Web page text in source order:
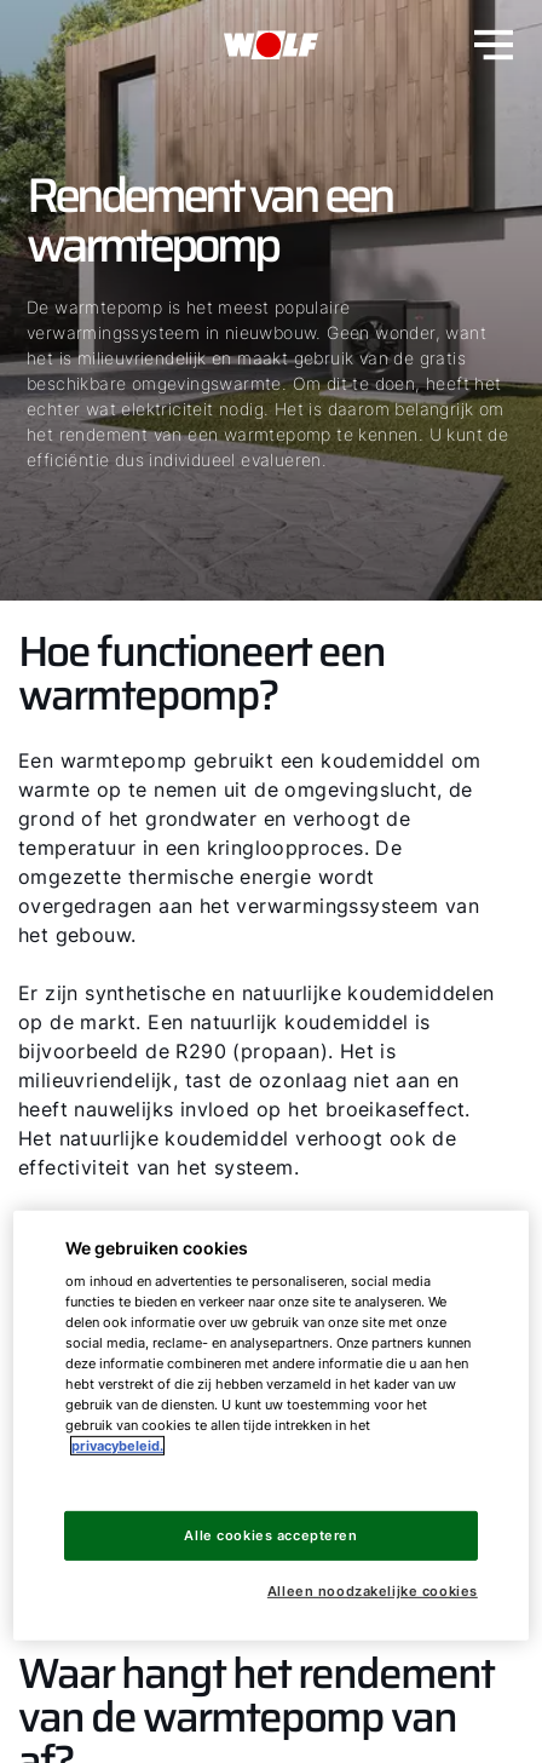
Rendement van een
warmtepomp
De warmtepomp is het meest populaire
verwarmingssysteem in nieuwbouw. Geen wonder, want
het is milieuvriendelijk en maakt gebruik van de gratis
beschikbare omgevingswarmte. Om dit te doen, heeft het
echter wat elektriciteit nodig. Het is daarom belangrijk om
het rendement van een warmtepomp te kennen. U kunt de
efficiëntie dus individueel evalueren.
Hoe functioneert een
warmtepomp?
Een warmtepomp gebruikt een koudemiddel om
warmte op te nemen uit de omgevingslucht, de
grond of het grondwater en verhoogt de
temperatuur in een kringloopproces. De
omgezette thermische energie wordt
overgedragen aan het verwarmingssysteem van
het gebouw.
Er zijn synthetische en natuurlijke koudemiddelen
op de markt. Een natuurlijk koudemiddel is
bijvoorbeeld de R290 (propaan). Het is
milieuvriendelijk, tast de ozonlaag niet aan en
heeft nauwelijks invloed op het broeikaseffect.
Het natuurlijke koudemiddel verhoogt ook de
effectiviteit van het systeem.
Wat is het rendement van
een warmtepomp?
Het rendement van een warmtepomp geeft aan
hoe efficiënt een warmtepomp werkt. Dit hangt
af van hoeveel eenheden warmte het produceert
uit één eenheid elektriciteit.
Uitgedrukt in formules:
Rendement = verwarmingswarmte/stroom
Rendement = Nuttig vermogen/geleverd
Waar hangt het rendement
van de warmtepomp van
We gebruiken cookies
om inhoud en advertenties te personaliseren, social media
functies te bieden en verkeer naar onze site te analyseren. We
delen ook informatie over uw gebruik van onze site met onze
social media, reclame- en analysepartners. Onze partners kunnen
deze informatie combineren met andere informatie die u aan hen
hebt verstrekt of die zij hebben verzameld in het kader van uw
gebruik van de diensten. U kunt uw toestemming voor het
gebruik van cookies te allen tijde intrekken in het
privacybeleid.
Alleen noodzakelijke cookies
Alle cookies accepteren